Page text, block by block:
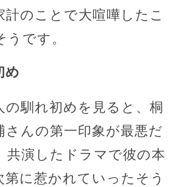
計のことで大喧嘩したこ
です。
め
の馴れ初めを見ると、桐
さんの第一印象が最悪だ
共演したドラマで彼の本
第に惹かれていったそう